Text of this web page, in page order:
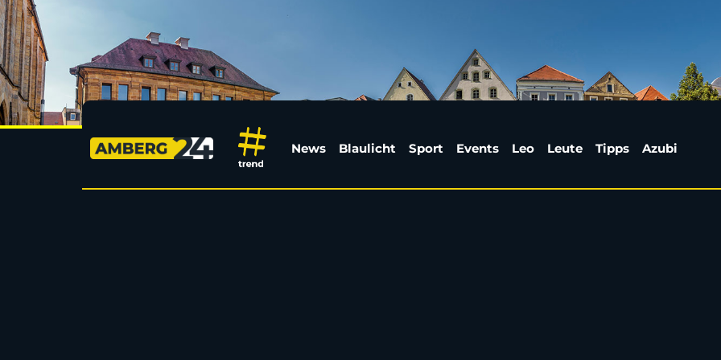
U21 statt Nationalteam: Bayern-Juwel Karl
News Blaulicht Sport Events Leo Leute Tipps Azubi